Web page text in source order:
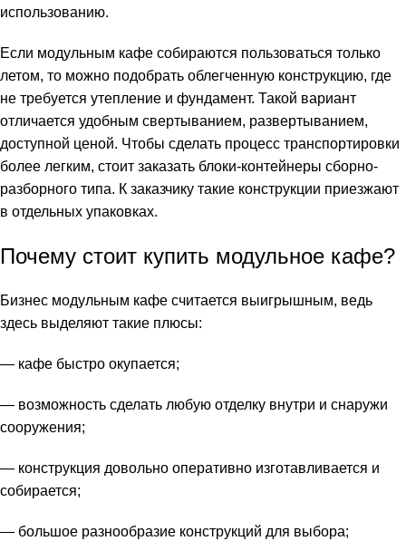
использованию.
Если модульным кафе собираются пользоваться только
летом, то можно подобрать облегченную конструкцию, где
не требуется утепление и фундамент. Такой вариант
отличается удобным свертыванием, развертыванием,
доступной ценой. Чтобы сделать процесс транспортировки
более легким, стоит заказать блоки-контейнеры сборно-
разборного типа. К заказчику такие конструкции приезжают
в отдельных упаковках.
Почему стоит купить модульное кафе?
Бизнес модульным кафе считается выигрышным, ведь
здесь выделяют такие плюсы:
— кафе быстро окупается;
— возможность сделать любую отделку внутри и снаружи
сооружения;
— конструкция довольно оперативно изготавливается и
собирается;
— большое разнообразие конструкций для выбора;